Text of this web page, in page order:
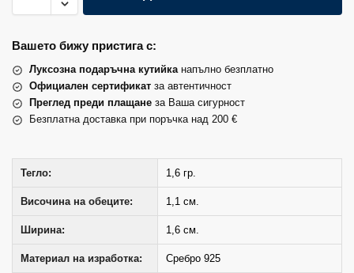
Вашето бижу пристига с:
Луксозна подаръчна кутийканапълно безплатно
Официален сертификат за автентичност
Преглед преди плащане за Ваша сигурност
Безплатна доставка при поръчка над 200 €
Тегло: 1,6 гр.
Височина на обеците: 1,1 см.
Ширина: 1,6 см.
Материал на изработка: Сребро 925